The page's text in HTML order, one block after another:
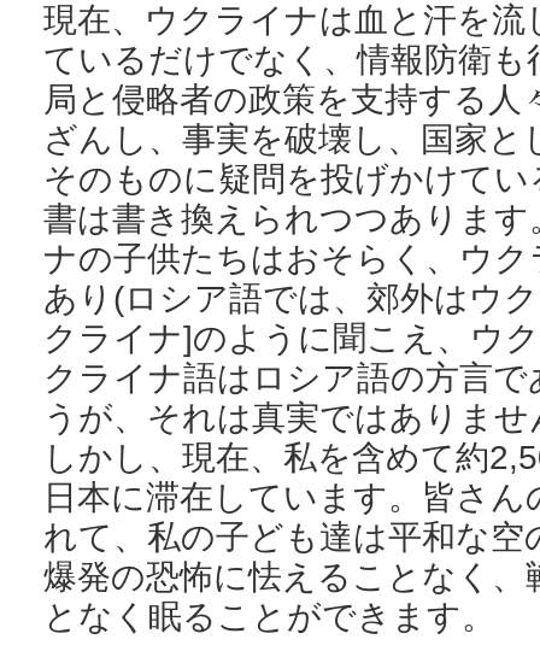
現在、ウクライナは血と汗を流
ているだけでなく、情報防衛
局と侵略者の政策を支持する人
ざんし、事実を破壊し、国家
そのものに疑問を投げかけて
書は書き換えられつつありま
ナの子供たちはおそらく、ウ
あり(ロシア語では、郊外はウ
クライナ]のように聞こえ、ウ
クライナ語はロシア語の方言
うが、それは真実ではありませ
しかし、現在、私を含めて約
日本に滞在しています。皆さ
れて、私の子ども達は平和な
爆発の恐怖に怯えることなく
となく眠ることができます。